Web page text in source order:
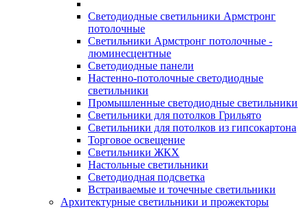
Светодиодные светильники Армстронг
потолочные
Светильники Армстронг потолочные -
люминесцентные
Светодиодные панели
Настенно-потолочные светодиодные
светильники
Промышленные светодиодные светильники
Светильники для потолков Грильято
Светильники для потолков из гипсокартона
Торговое освещение
Светильники ЖКХ
Настольные светильники
Светодиодная подсветка
Встраиваемые и точечные светильники
Архитектурные светильники и прожекторы